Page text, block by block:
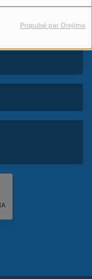
Propulsé par Orejime